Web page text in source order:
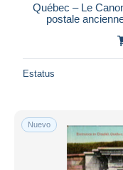
Québec – Le
postale
Estatus
Nuevo